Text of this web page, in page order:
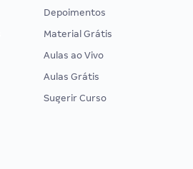
Depoimentos
Material Grátis
Aulas ao Vivo
Aulas Grátis
Sugerir Curso